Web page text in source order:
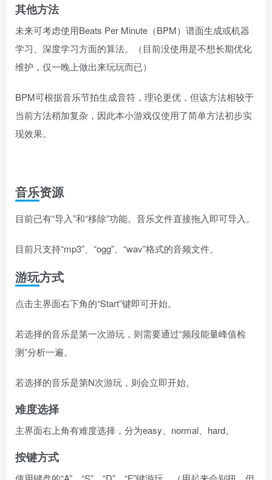
其他方法
未来可考虑使用Beats Per Minute（BPM）谱面生成或机器
学习、深度学习方面的算法。（目前没使用是不想长期优化
维护，仅一晚上做出来玩玩而已）
BPM可根据音乐节拍生成音符，理论更优，但该方法相较于
当前方法稍加复杂，因此本小游戏仅使用了简单方法初步实
现效果。
音乐资源
目前已有“导入”和“移除”功能。音乐文件直接拖入即可导入。
目前只支持“mp3”、“ogg”、“wav”格式的音频文件。
游玩方式
点击主界面右下角的“Start”键即可开始。
若选择的音乐是第一次游玩，则需要通过“频段能量峰值检
测”分析一遍。
若选择的音乐是第N次游玩，则会立即开始。
难度选择
主界面右上角有难度选择，分为easy、normal、hard。
按键方式